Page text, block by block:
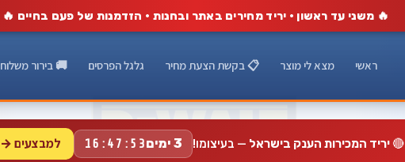
🔥 משני עד ראשון · יריד מחירים באתר ובחנות · הזדמנות של פעם בחיים 🔥
ראשי מצא לי מוצר 📋 בקשת הצעת מחיר גלגל הפרסים 🚚 בירור משלוח
🔴יריד המכירות הענק בישראל — בעיצומו! 3 ימים 16:47:51 למבצעים →